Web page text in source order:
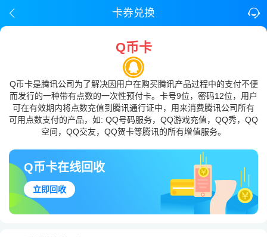
卡券兑换
Q币卡
Q币卡是腾讯公司为了解决因用户在购买腾讯产品过程中的支付不便
而发行的一种带有点数的一次性预付卡。卡号9位，密码12位，用户
可在有效期内将点数充值到腾讯通行证中，用来消费腾讯公司所有
可用点数支付的产品，如: QQ号码服务，QQ游戏充值，QQ秀，QQ
空间，QQ交友，QQ贺卡等腾讯的所有增值服务。
Q币卡在线回收
立即回收